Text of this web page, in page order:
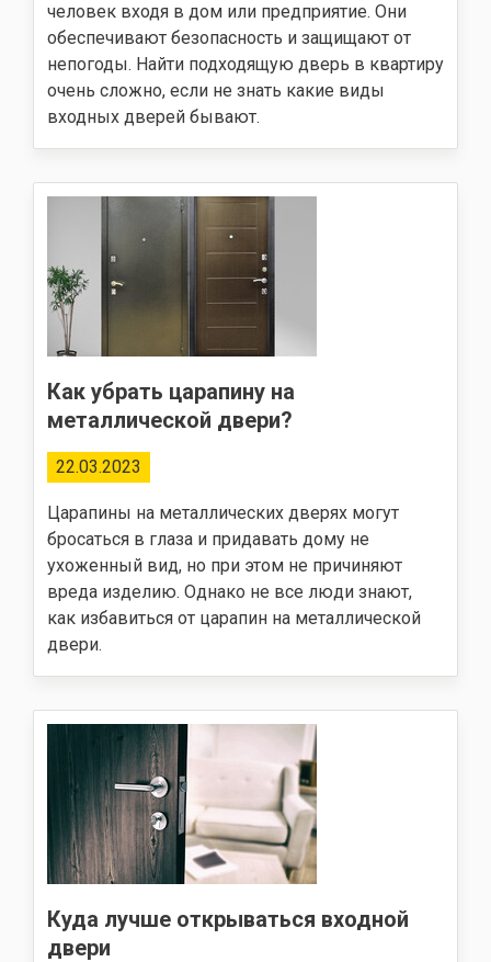
человек входя в дом или предприятие. Они
обеспечивают безопасность и защищают от
непогоды. Найти подходящую дверь в квартиру
очень сложно, если не знать какие виды
входных дверей бывают.
Как убрать царапину на
металлической двери?
22.03.2023
Царапины на металлических дверях могут
бросаться в глаза и придавать дому не
ухоженный вид, но при этом не причиняют
вреда изделию. Однако не все люди знают,
как избавиться от царапин на металлической
двери.
Куда лучше открываться входной
двери